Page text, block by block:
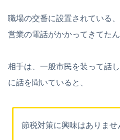
職場の交番に設置されている
営業の電話がかかってきてたん
相手は、一般市民を装って話
に話を聞いていると、
節税対策に興味はありませ